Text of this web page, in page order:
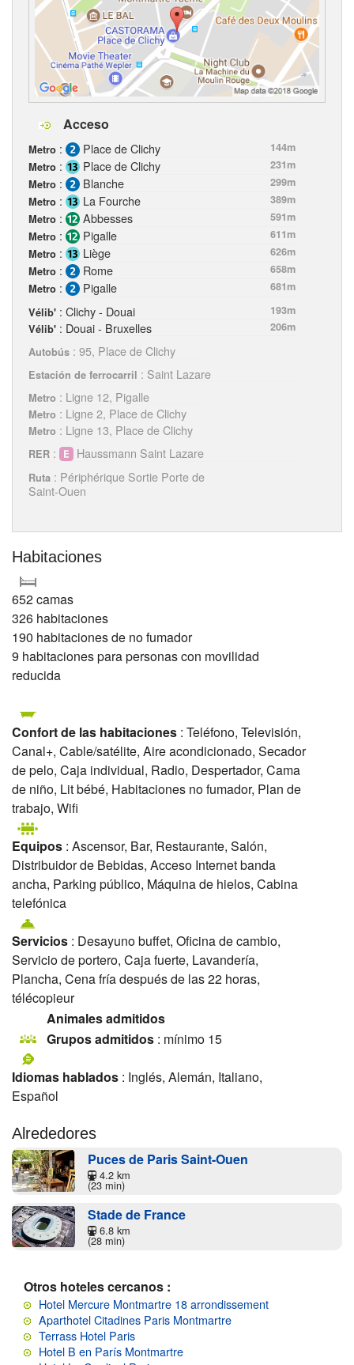
Acceso
Metro : Place de Clichy
144m
Metro : Place de Clichy
231m
Metro : Blanche
299m
Metro : La Fourche
389m
Metro : Abbesses
591m
Metro : Pigalle
611m
Metro : Liège
626m
Metro : Rome
658m
Metro : Pigalle
681m
Vélib' : Clichy - Douai
193m
Vélib' : Douai - Bruxelles
206m
Autobús : 95, Place de Clichy
Estación de ferrocarril : Saint Lazare
Metro : Ligne 12, Pigalle
Metro : Ligne 2, Place de Clichy
Metro : Ligne 13, Place de Clichy
RER : Haussmann Saint Lazare
Ruta : Périphérique Sortie Porte de
Saint-Ouen
Habitaciones
652 camas
326 habitaciones
190 habitaciones de no fumador
9 habitaciones para personas con movilidad
reducida
Confort de las habitaciones : Teléfono, Televisión,
Canal+, Cable/satélite, Aire acondicionado, Secador
de pelo, Caja individual, Radio, Despertador, Cama
de niño, Lit bébé, Habitaciones no fumador, Plan de
trabajo, Wifi
Equipos : Ascensor, Bar, Restaurante, Salón,
Distribuidor de Bebidas, Acceso Internet banda
ancha, Parking público, Máquina de hielos, Cabina
telefónica
Servicios : Desayuno buffet, Oficina de cambio,
Servicio de portero, Caja fuerte, Lavandería,
Plancha, Cena fría después de las 22 horas,
télécopieur
Animales admitidos
Grupos admitidos : mínimo 15
Idiomas hablados : Inglés, Alemán, Italiano,
Español
Alrededores
Puces de Paris Saint-Ouen
4.2 km
(23 min)
Stade de France
6.8 km
(28 min)
Otros hoteles cercanos :
Hotel Mercure Montmartre 18 arrondissement
Aparthotel Citadines Paris Montmartre
Terrass Hotel Paris
Hotel B en París Montmartre